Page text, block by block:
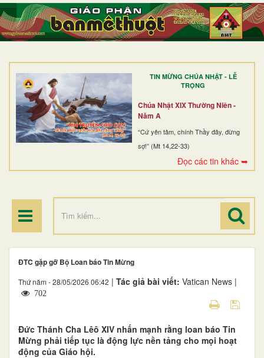
TIN MỪNG CHÚA NHẬT - LỄ
TRỌNG
Chúa Nhật XIX Thường Niên -
Năm A
“Cứ yên tâm, chính Thầy đây, đừng
sợ!” (Mt 14,22-33)
Đọc các tin khác ➥
TRANG NHẤT
GIỚI THIỆU
DÒNG TU
BAN MỤC VỤ
ĐOÀN THỂ CG
ĐIỂM HÀNH HƯƠNG
ĐTC gặp gỡ Bộ Loan báo Tin Mừng
Thứ năm - 28/05/2026 06:42 | Tác giả bài viết: Vatican News |
702
Đức Thánh Cha Lêô XIV nhấn mạnh rằng loan báo Tin
Mừng phải tiếp tục là động lực nền tảng cho mọi hoạt
động của Giáo hội.